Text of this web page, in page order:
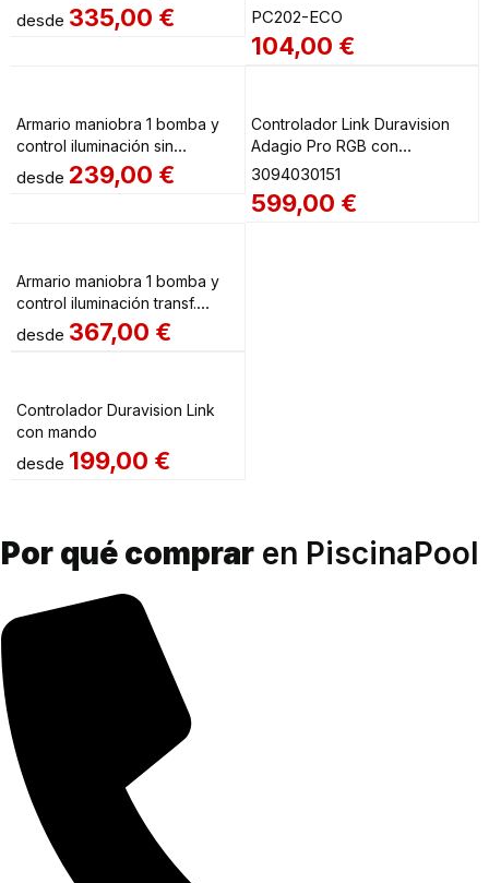
+ dif. mono AstralPool
desde 335,00 € PC202-ECO
104,00 €
Armario maniobra 1 bomba y
control iluminación sin
transformador AstralPool
desde 239,00 €
Controlador Link Duravision
Adagio Pro RGB con
transformador 350VA
3094030151
599,00 €
Armario maniobra 1 bomba y
control iluminación transf.
300W AstralPool
desde 367,00 €
Controlador Duravision Link
con mando
desde 199,00 €
Por qué comprar en PiscinaPool